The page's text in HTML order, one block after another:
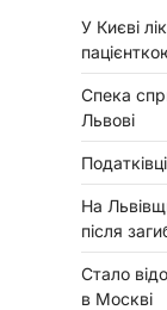
У Києві
Спека
Львові
На
після
Стало
в Москві